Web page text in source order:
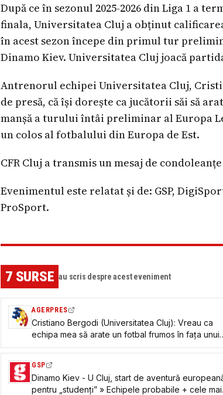
După ce în sezonul 2025-2026 din Liga 1 a
finala, Universitatea Cluj a obținut
în acest sezon începe din primul tur
Dinamo Kiev. Universitatea Cluj joacă
Antrenorul echipei Universitatea Cluj,
de presă, că își dorește ca jucătorii săi să
manșă a turului întâi preliminar al Europa
un colos al fotbalului din Europa de Est.
CFR Cluj a transmis un mesaj de
Evenimentul este relatat și de: GSP,
ProSport.
7SURSE au scris despre acest eveniment
AGERPRES
Cristiano Bergodi (Universitatea Cluj): Vreau ca
echipa mea să arate un fotbal frumos în fața unui
colos
GSP
Dinamo Kiev - U Cluj, start de aventură
pentru „studenți” » Echipele probabile + cele mai